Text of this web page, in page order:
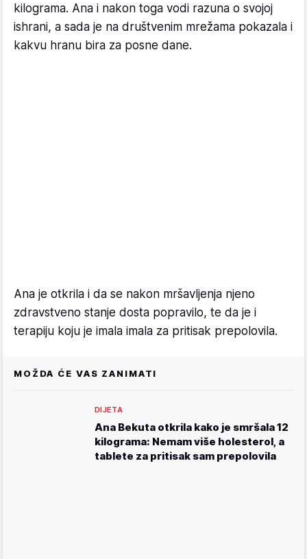
kilograma. Ana i nakon toga vodi razuna o svojoj
ishrani, a sada je na društvenim mrežama pokazala i
kakvu hranu bira za posne dane.
Ana je otkrila i da se nakon mršavljenja njeno
zdravstveno stanje dosta popravilo, te da je i
terapiju koju je imala imala za pritisak prepolovila.
MOŽDA ĆE VAS ZANIMATI
DIJETA
Ana Bekuta otkrila kako je smršala 12
kilograma: Nemam više holesterol, a
tablete za pritisak sam prepolovila